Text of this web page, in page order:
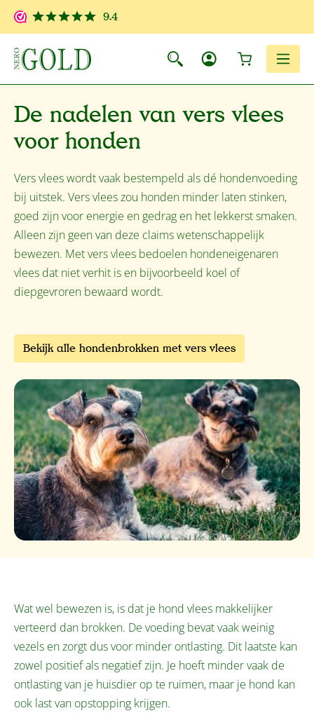
Ga naar de hoofdinhoud
9.4
De nadelen van vers vlees
voor honden
Vers vlees wordt vaak bestempeld als dé hondenvoeding
bij uitstek. Vers vlees zou honden minder laten stinken,
goed zijn voor energie en gedrag en het lekkerst smaken.
Alleen zijn geen van deze claims wetenschappelijk
bewezen. Met vers vlees bedoelen hondeneigenaren
vlees dat niet verhit is en bijvoorbeeld koel of
diepgevroren bewaard wordt.
Bekijk alle hondenbrokken met vers vlees
Wat wel bewezen is, is dat je hond vlees makkelijker
verteerd dan brokken. De voeding bevat vaak weinig
vezels en zorgt dus voor minder ontlasting. Dit laatste kan
zowel positief als negatief zijn. Je hoeft minder vaak de
ontlasting van je huisdier op te ruimen, maar je hond kan
ook last van opstopping krijgen.